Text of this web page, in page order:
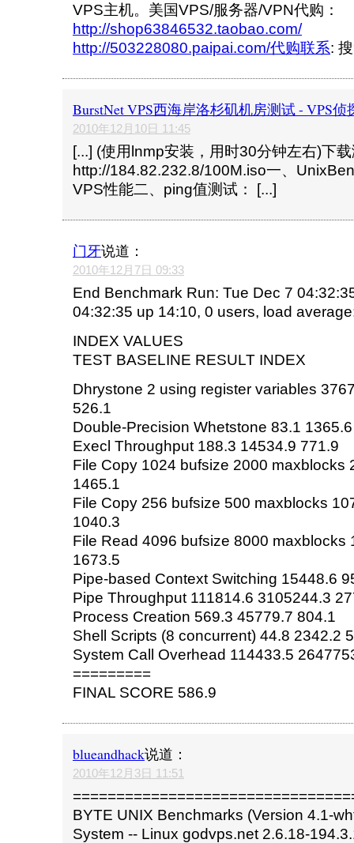
VPS主机。美国VPS/服务器/VPN代购：
http://shop63846532.taobao.com/
http://503228080.paipai.com/代购联系:
BurstNet VPS西海岸洛杉矶机房测试 - VPS侦
2010年12月10日 11:45
[...] (使用lnmp安装，用时30分钟左右)下
http://184.82.232.8/100M.iso一、
VPS性能二、ping值测试： [...]
门牙说道：
2010年12月7日 09:33
End Benchmark Run: Tue Dec 7
04:32:35 up 14:10, 0 users, load
INDEX VALUES
TEST BASELINE RESULT INDEX
Dhrystone 2 using register variables
526.1
Double-Precision Whetstone 83.1
Execl Throughput 188.3 14534.9 771.9
File Copy 1024 bufsize 2000 maxblocks
1465.1
File Copy 256 bufsize 500 maxblocks
1040.3
File Read 4096 bufsize 8000 maxblocks
1673.5
Pipe-based Context Switching 15448.6
Pipe Throughput 111814.6 3105244.3
Process Creation 569.3 45779.7 804.1
Shell Scripts (8 concurrent) 44.8 2342.2
System Call Overhead 114433.5
=========
FINAL SCORE 586.9
blueandhack说道：
2010年12月3日 11:51
BYTE UNIX Benchmarks (Version 4.1-
System -- Linux godvps.net 2.6.18-